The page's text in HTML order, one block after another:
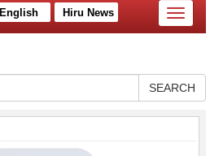
English Hiru News
Toggle
SEARCH